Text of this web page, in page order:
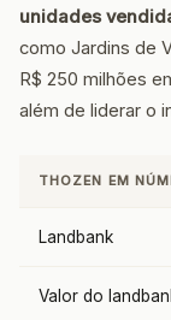
unidades
como Jardins de
R$ 250 milhões
além de liderar o
THOZEN EM
Landbank
Valor do